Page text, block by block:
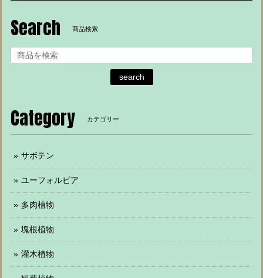
Search 商品検索
search
Category カテゴリー
サボテン
ユーフォルビア
多肉植物
塊根植物
灌木植物